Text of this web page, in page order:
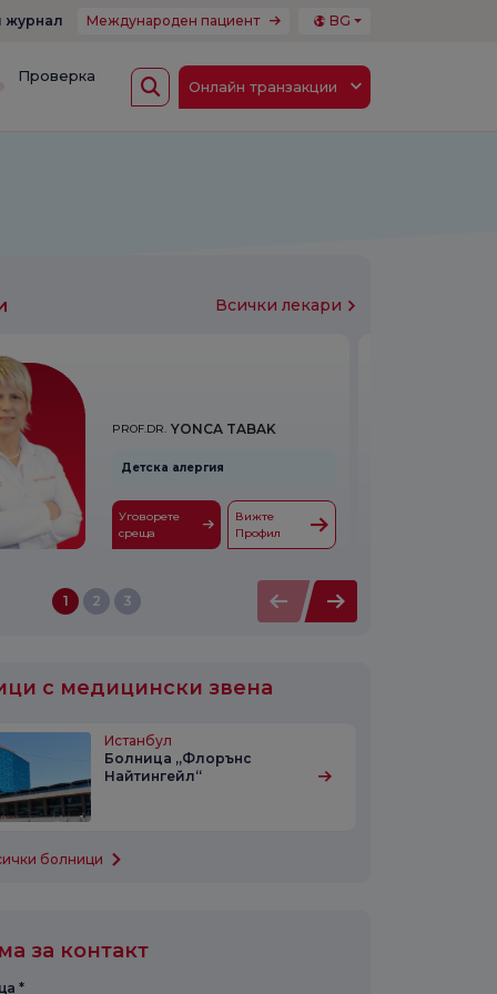
журнал Международен пациент BG
Проверка
Онлайн транзакции
Всички лекари
PROF.DR. YONCA TABAK
Детска алергия
Уговорете
среща
Вижте
Профил
1 2 3
с медицински звена
Истанбул
Болница „Флорънс
Найтингейл“
болници
за контакт
*